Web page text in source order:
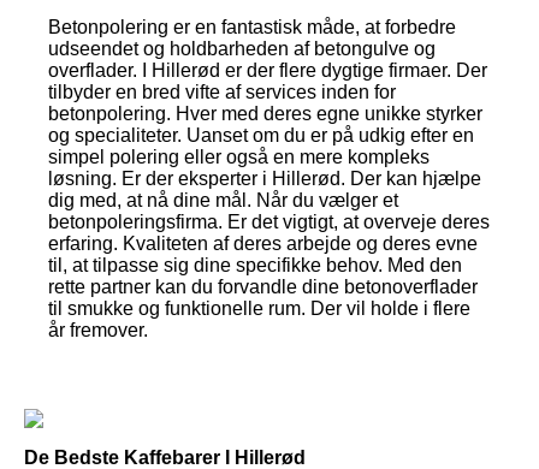
Betonpolering er en fantastisk måde, at forbedre
udseendet og holdbarheden af betongulve og
overflader. I Hillerød er der flere dygtige firmaer. Der
tilbyder en bred vifte af services inden for
betonpolering. Hver med deres egne unikke styrker
og specialiteter. Uanset om du er på udkig efter en
simpel polering eller også en mere kompleks
løsning. Er der eksperter i Hillerød. Der kan hjælpe
dig med, at nå dine mål. Når du vælger et
betonpoleringsfirma. Er det vigtigt, at overveje deres
erfaring. Kvaliteten af deres arbejde og deres evne
til, at tilpasse sig dine specifikke behov. Med den
rette partner kan du forvandle dine betonoverflader
til smukke og funktionelle rum. Der vil holde i flere
år fremover.
De Bedste Kaffebarer I Hillerød